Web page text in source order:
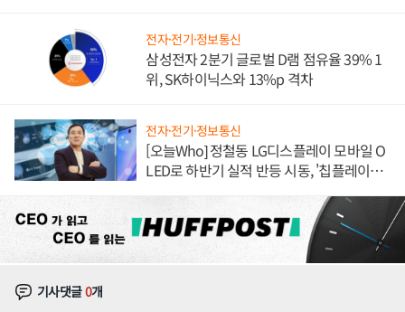
전자·전기·정보통신
삼성전자 2분기 글로벌 D램 점유율 39% 1
위, SK하이닉스와 13%p 격차
전자·전기·정보통신
[오늘Who] 정철동 LG디스플레이 모바일 O
LED로 하반기 실적 반등 시동, '칩플레이
기사댓글0개